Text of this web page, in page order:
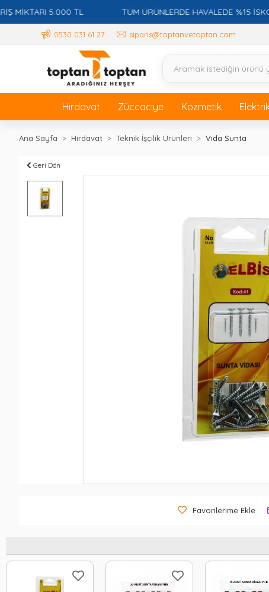
5.000 TL TÜM ÜRÜNLERDE HAVALEDE %15
0530 031 61 27 siparis@toptanvetoptan.com
Hırdavat Züccaciye Kozmetik
Ana Sayfa Hırdavat Teknik İşçilik Ürünleri Vida Sunta
Geri Dön
Favorilerime Ekle